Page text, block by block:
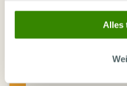
Alles
7 nachten